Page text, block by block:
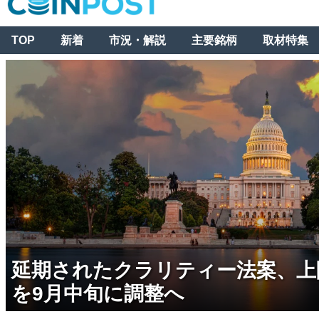
TOP 新着 市況・解説 主要銘柄 取材特集
延期されたクラリティー法案、
を9月中旬に調整へ